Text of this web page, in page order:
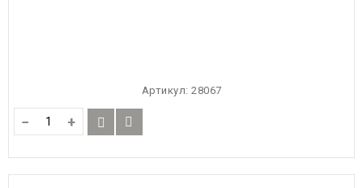
Артикул: 28067
− +